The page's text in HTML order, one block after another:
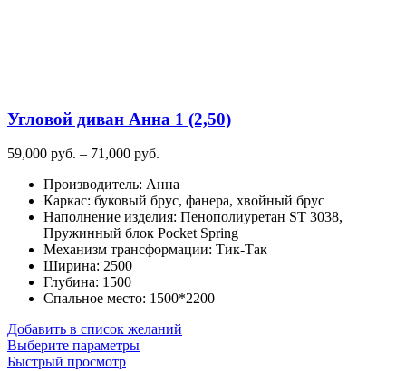
Угловой диван Анна 1 (2,50)
59,000 руб. – 71,000 руб.
59,000
руб.
–
71,000
руб.
Производитель: Анна
Каркас: буковый брус, фанера, хвойный брус
Наполнение изделия: Пенополиуретан ST 3038,
Пружинный блок Pocket Spring
Механизм трансформации: Тик-Так
Ширина: 2500
Глубина: 1500
Спальное место: 1500*2200
Добавить в список желаний
Выберите параметрыЭтот
Быстрый просмотр